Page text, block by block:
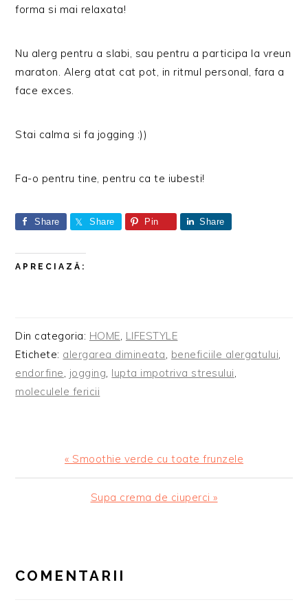
forma si mai relaxata!
Nu alerg pentru a slabi, sau pentru a participa la vreun
maraton. Alerg atat cat pot, in ritmul personal, fara a
face exces.
Stai calma si fa jogging :))
Fa-o pentru tine, pentru ca te iubesti!
Share Share Pin Share
APRECIAZĂ:
Din categoria: HOME, LIFESTYLE
Etichete: alergarea dimineata, beneficiile alergatului,
endorfine, jogging, lupta impotriva stresului,
moleculele fericii
Articol
anterior:
« Smoothie verde cu toate frunzele
Articolul
Supa crema de ciuperci »
INTERACTIONS
COMENTARII